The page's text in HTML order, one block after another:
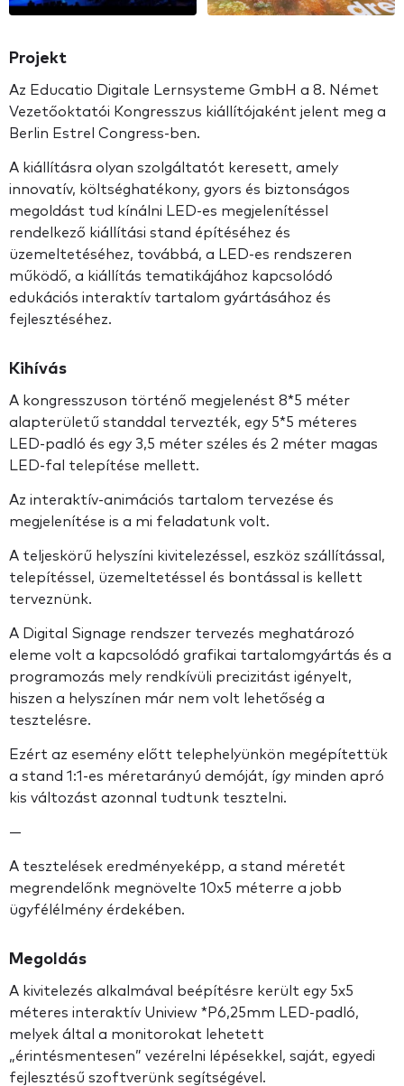
Projekt
Az Educatio Digitale Lernsysteme GmbH a 8. Német
Vezetőoktatói Kongresszus kiállítójaként jelent meg a
Berlin Estrel Congress-ben.
A kiállításra olyan szolgáltatót keresett, amely
innovatív, költséghatékony, gyors és biztonságos
megoldást tud kínálni LED-es megjelenítéssel
rendelkező kiállítási stand építéséhez és
üzemeltetéséhez, továbbá, a LED-es rendszeren
működő, a kiállítás tematikájához kapcsolódó
edukációs interaktív tartalom gyártásához és
fejlesztéséhez.
Kihívás
A kongresszuson történő megjelenést 8*5 méter
alapterületű standdal tervezték, egy 5*5 méteres
LED-padló és egy 3,5 méter széles és 2 méter magas
LED-fal telepítése mellett.
Az interaktív-animációs tartalom tervezése és
megjelenítése is a mi feladatunk volt.
A teljeskörű helyszíni kivitelezéssel, eszköz szállítással,
telepítéssel, üzemeltetéssel és bontással is kellett
terveznünk.
A Digital Signage rendszer tervezés meghatározó
eleme volt a kapcsolódó grafikai tartalomgyártás és a
programozás mely rendkívüli precizitást igényelt,
hiszen a helyszínen már nem volt lehetőség a
tesztelésre.
Ezért az esemény előtt telephelyünkön megépítettük
a stand 1:1-es méretarányú demóját, így minden apró
kis változást azonnal tudtunk tesztelni.
—
A tesztelések eredményeképp, a stand méretét
megrendelőnk megnövelte 10x5 méterre a jobb
ügyfélélmény érdekében.
Megoldás
A kivitelezés alkalmával beépítésre került egy 5x5
méteres interaktív Uniview *P6,25mm LED-padló,
melyek által a monitorokat lehetett
„érintésmentesen” vezérelni lépésekkel, saját, egyedi
fejlesztésű szoftverünk segítségével.